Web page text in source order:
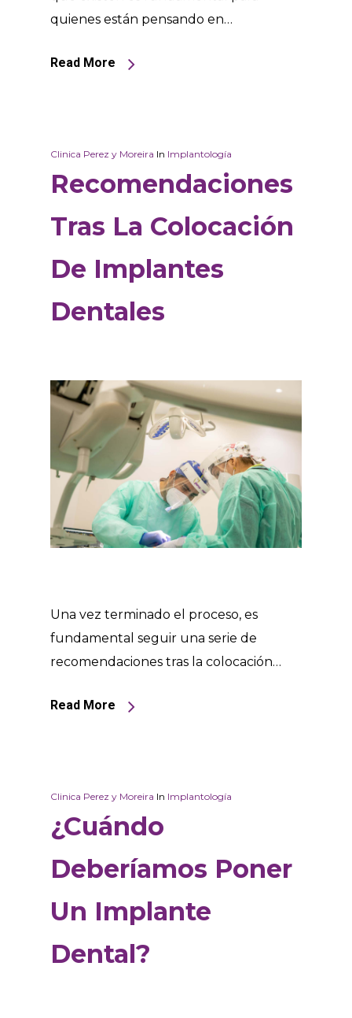
quienes están pensando en…
Read More
Clinica Perez y Moreira In Implantología
Recomendaciones
Tras La Colocación
De Implantes
Dentales
Una vez terminado el proceso, es
fundamental seguir una serie de
recomendaciones tras la colocación…
Read More
Clinica Perez y Moreira In Implantología
¿Cuándo
Deberíamos Poner
Un Implante
Dental?